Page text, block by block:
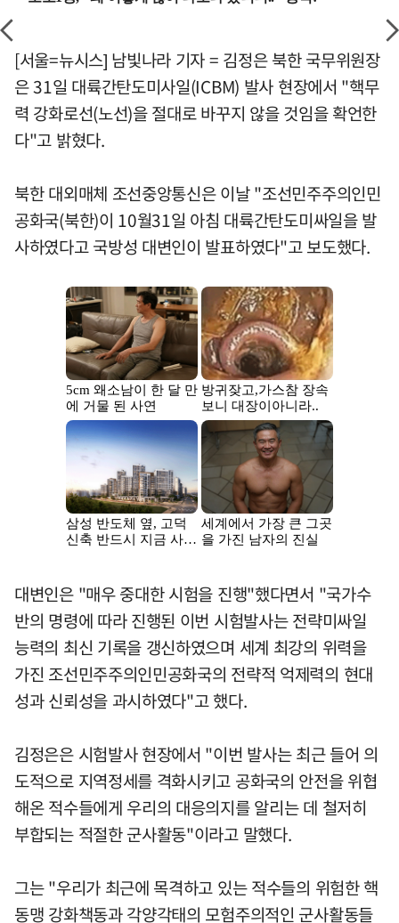
[서울=뉴시스] 남빛나라 기자 = 김정은 북한 국무위원장
은 31일 대륙간탄도미사일(ICBM) 발사 현장에서 "핵무
력 강화로선(노선)을 절대로 바꾸지 않을 것임을 확언한
다"고 밝혔다.
북한 대외매체 조선중앙통신은 이날 "조선민주주의인민
공화국(북한)이 10월31일 아침 대륙간탄도미싸일을 발
사하였다고 국방성 대변인이 발표하였다"고 보도했다.
대변인은 "매우 중대한 시험을 진행"했다면서 "국가수
반의 명령에 따라 진행된 이번 시험발사는 전략미싸일
능력의 최신 기록을 갱신하였으며 세계 최강의 위력을
가진 조선민주주의인민공화국의 전략적 억제력의 현대
성과 신뢰성을 과시하였다"고 했다.
김정은은 시험발사 현장에서 "이번 발사는 최근 들어 의
도적으로 지역정세를 격화시키고 공화국의 안전을 위협
해온 적수들에게 우리의 대응의지를 알리는 데 철저히
부합되는 적절한 군사활동"이라고 말했다.
그는 "우리가 최근에 목격하고 있는 적수들의 위험한 핵
동맹 강화책동과 각양각태의 모험주의적인 군사활동들